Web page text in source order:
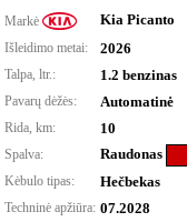
Markė Kia Picanto
Išleidimo metai: 2026
Talpa, ltr.: 1.2 benzinas
Pavarų dėžės: Automatinė
Rida, km: 10
Spalva: Raudonas
Kėbulo tipas: Hečbekas
Techninė apžiūra: 07.2028